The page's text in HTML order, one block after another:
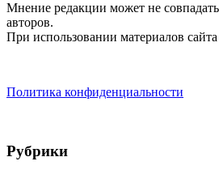
Мнение редакции может не
авторов.
При использовании материалов сайта
Политика конфиденциальности
Рубрики